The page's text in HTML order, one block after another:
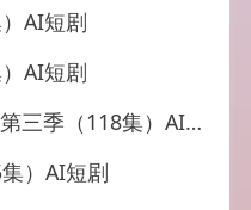
AI短剧
AI短剧
季（118集）AI短剧
）AI短剧